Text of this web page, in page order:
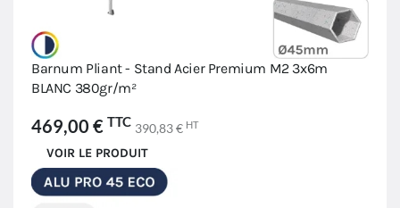
Barnum Pliant - Stand Acier Premium M2 3x6m
BLANC 380gr/m²
469,00 € TTC 390,83 € HT
VOIR LE PRODUIT